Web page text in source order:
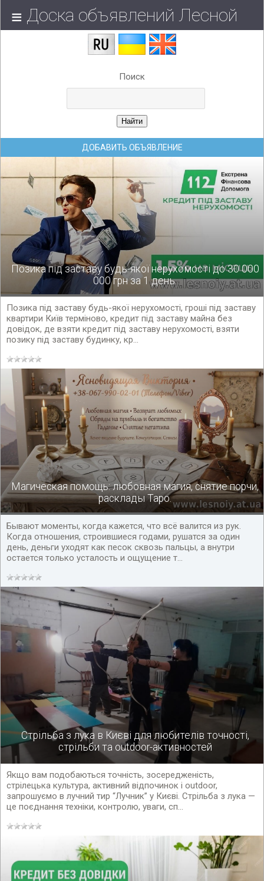
Доска объявлений Лесной
Поиск
ДОБАВИТЬ ОБЪЯВЛЕНИЕ
Позика під заставу будь-якої нерухомості до 30 000
000 грн за 1 день.
Позика під заставу будь-якої нерухомості, гроші під заставу
квартири Київ терміново, кредит під заставу майна без
довідок, де взяти кредит під заставу нерухомості, взяти
позику під заставу будинку, кр...
Магическая помощь: любовная магия, снятие порчи,
расклады Таро.
Бывают моменты, когда кажется, что всё валится из рук.
Когда отношения, строившиеся годами, рушатся за один
день, деньги уходят как песок сквозь пальцы, а внутри
остается только усталость и ощущение т...
Стрільба з лука в Києві для любителів точності,
стрільби та outdoor-активностей
Якщо вам подобаються точність, зосередженість,
стрілецька культура, активний відпочинок і outdoor,
запрошуємо в лучний тир “Лучник” у Києві. Стрільба з лука —
це поєднання техніки, контролю, уваги, сп...